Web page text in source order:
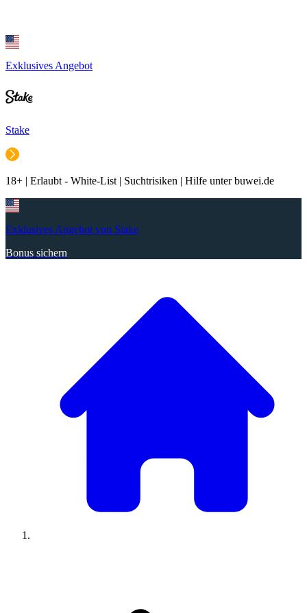
Exklusives Angebot
Stake
18+ | Erlaubt - White-List | Suchtrisiken | Hilfe unter buwei.de
Exklusives Angebot von Stake
Bonus sichern